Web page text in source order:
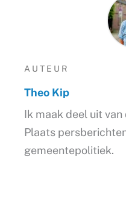
AUTEUR
Theo Kip
Ik maak deel uit
Plaats
gemeentepolitiek.